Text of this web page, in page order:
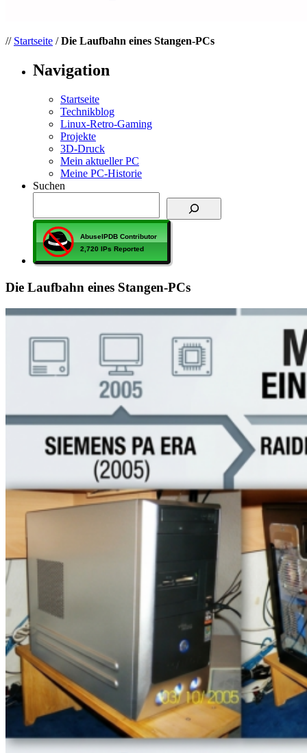
// Startseite /Die Laufbahn eines Stangen-PCs
Navigation
Startseite
Technikblog
Linux-Retro-Gaming
Projekte
3D-Druck
Mein aktueller PC
Meine PC-Historie
Suchen
Die Laufbahn eines Stangen-PCs